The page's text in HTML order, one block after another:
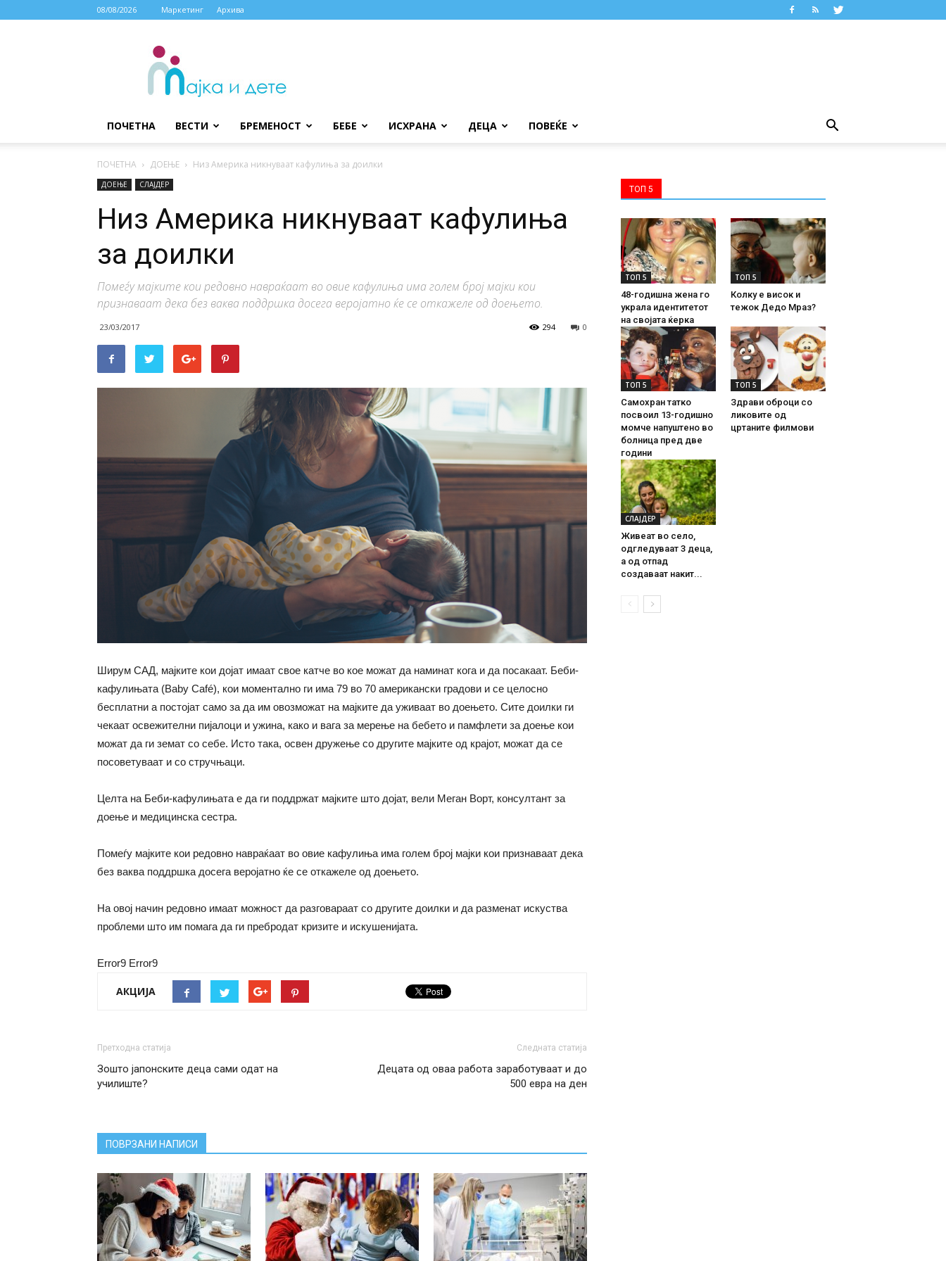
08/08/2026 Маркетинг Архива
МАЈКА
ДЕТЕ
ПОЧЕТНА ВЕСТИ БРЕМЕНОСТ БЕБЕ ИСХРАНА ДЕЦА ПОВЕЌЕ
ПОЧЕТНА ДОЕЊЕ Низ Америка никнуваат кафулиња за доилки
ДОЕЊЕ СЛАЈДЕР
Низ Америка никнуваат кафулиња
за доилки
Помеѓу мајките кои редовно навраќаат во овие кафулиња има голем број мајки кои
признаваат дека без ваква поддршка досега веројатно ќе се откажеле од доењето.
23/03/2017 0
294
Ширум САД, мајките кои дојат имаат свое катче во кое можат да наминат кога и да посакаат. Беби-
кафулињата (Baby Café), кои моментално ги има 79 во 70 американски градови и се целосно
бесплатни а постојат само за да им овозможат на мајките да уживаат во доењето. Сите доилки ги
чекаат освежителни пијалоци и ужина, како и вага за мерење на бебето и памфлети за доење кои
можат да ги земат со себе. Исто така, освен дружење со другите мајките од крајот, можат да се
посоветуваат и со стручњаци.
Целта на Беби-кафулињата е да ги поддржат мајките што дојат, вели Меган Ворт, консултант за
доење и медицинска сестра.
Помеѓу мајките кои редовно навраќаат во овие кафулиња има голем број мајки кои признаваат дека
без ваква поддршка досега веројатно ќе се откажеле од доењето.
На овој начин редовно имаат можност да разговараат со другите доилки и да разменат искуства
проблеми што им помага да ги пребродат кризите и искушенијата.
Error9 Error9
АКЦИЈА
Претходна статија
Зошто јапонските деца сами одат на
училиште?
Следната статија
Децата од оваа работа заработуваат и до
500 евра на ден
ПОВРЗАНИ НАПИСИ
ТОП 5
ТОП 5
48-годишна жена го
украла идентитетот
на својата ќерка
ТОП 5
Колку е висок и
тежок Дедо Мраз?
ТОП 5
Самохран татко
посвоил 13-годишно
момче напуштено во
болница пред две
години
ТОП 5
Здрави оброци со
ликовите од
цртаните филмови
СЛАЈДЕР
Живеат во село,
одгледуваат 3 деца,
а од отпад
создаваат накит...